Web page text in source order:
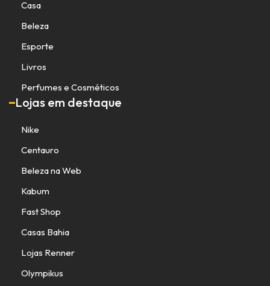
Casa
Beleza
Esporte
Livros
Perfumes e Cosméticos
Lojas em destaque
Nike
Centauro
Beleza na Web
Kabum
Fast Shop
Casas Bahia
Lojas Renner
Olympikus